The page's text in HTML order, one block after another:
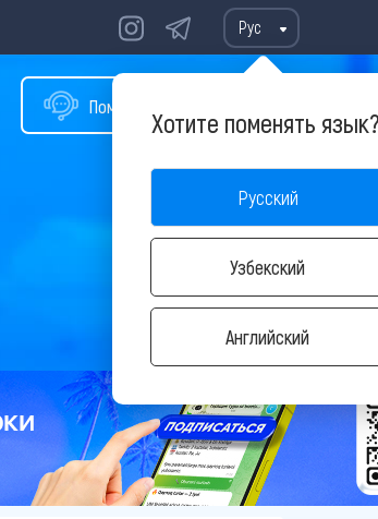
Рус
Хотите поменять
Русский
Узбекский
Английский
Помощь в подборе тура